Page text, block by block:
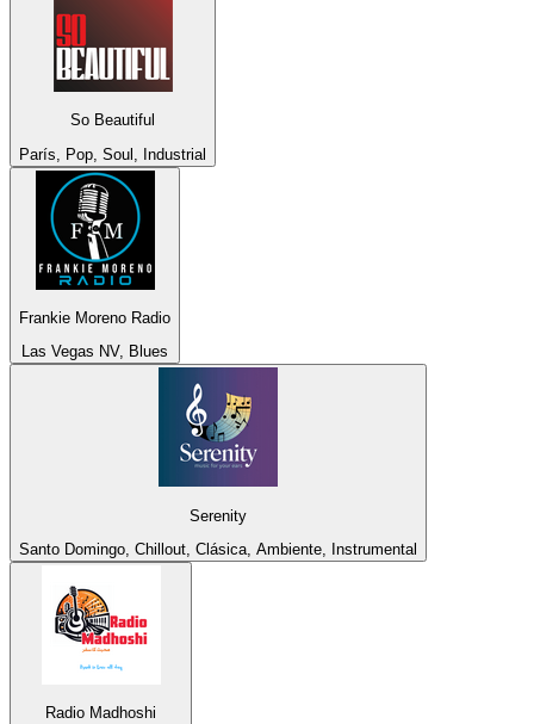
So Beautiful
París, Pop, Soul, Industrial
Frankie Moreno Radio
Las Vegas NV, Blues
Serenity
Santo Domingo, Chillout, Clásica, Ambiente, Instrumental
Radio Madhoshi